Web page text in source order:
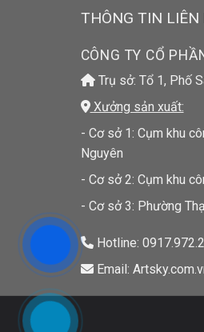
THÔNG TIN LIÊN
CÔNG TY CỔ
Trụ sở: Tổ 1, Phố
Xưởng sản xuất:
- Cơ sở 1: Cụm khu
Nguyên
- Cơ sở 2: Cụm khu
- Cơ sở 3: Phường
Hotline:
Email: